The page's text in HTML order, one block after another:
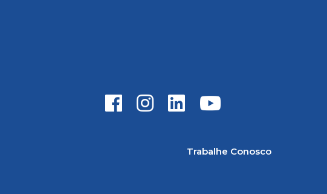
Trabalhe Conosco